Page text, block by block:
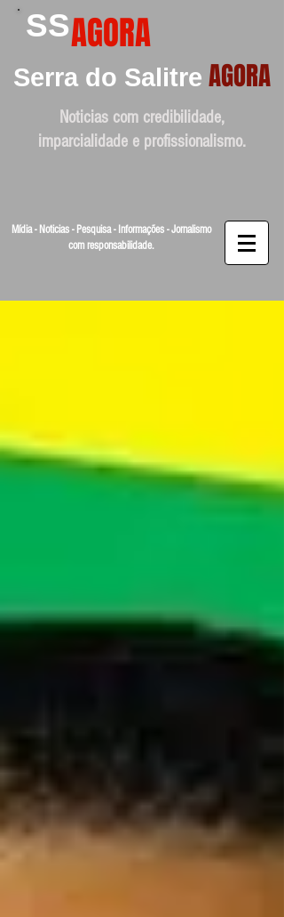
SSAGORA
Serra do Salitre AGORA
Noticias com credibilidade,
imparcialidade e profissionalismo.
Mídia - Noticias - Pesquisa - Informações - Jornalismo
com responsabilidade.